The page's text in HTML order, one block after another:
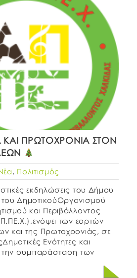
ΚΑΙ ΠΡΩΤΟΧΡΟΝΙΑ ΣΤΟΝ
, Πολιτισμός
εκδηλώσεις του Δήμου
ΔημοτικούΟργανισμού
και Περιβάλλοντος
των εορτών
και της Πρωτοχρονιάς, σε
Ενότητες και
την συμπαράσταση των
στα γιορτινά του και